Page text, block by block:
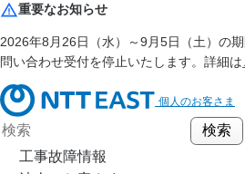
重要なお知らせ
2026年8月26日（水）～9月5日（土）の
問い合わせ受付を停止いたします。詳細は
個人のお客さま
工事故障情報